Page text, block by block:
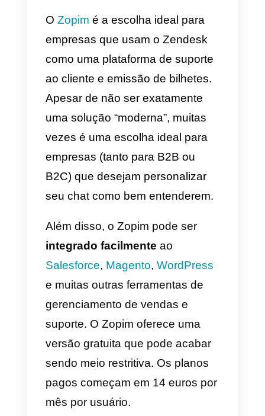
você possa personalizar a
experiência do usuário no seu
site: a plataforma permite que
está online, em qual página ele
está e ela ainda envia
mensagens de boas-vindas com
base na URL em que o usuário
A Intercom é a solução perfeita
paragerar leads em um
mercado B2Be/ou fornecer
suporte pré e pós vendas para
empresas que utilizam nossos
serviços.
Na área de B2B, existem outras